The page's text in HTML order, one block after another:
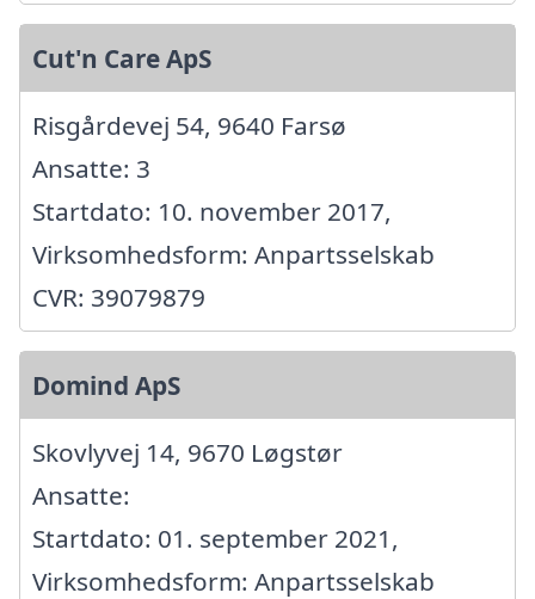
Cut'n Care ApS
Risgårdevej 54, 9640 Farsø
Ansatte: 3
Startdato: 10. november 2017,
Virksomhedsform: Anpartsselskab
CVR: 39079879
Domind ApS
Skovlyvej 14, 9670 Løgstør
Ansatte:
Startdato: 01. september 2021,
Virksomhedsform: Anpartsselskab